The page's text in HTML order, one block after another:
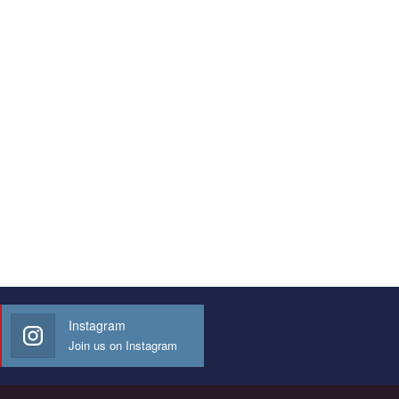
Instagram
Join us on Instagram